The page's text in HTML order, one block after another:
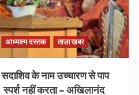
आध्यात्म दस्तक ताज़ा खबर
सदाशिव के नाम उच्चारण से पाप
स्पर्श नहीं करता – अखिलानंद